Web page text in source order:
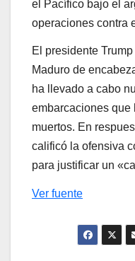
el Pacífico bajo el
operaciones contra
El presidente
Maduro de
ha llevado a cabo
embarcaciones que
muertos. En
calificó la ofensiva
para justificar un
Ver fuente